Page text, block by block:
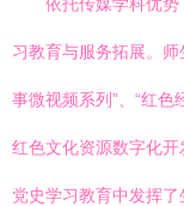
习教育与服务拓展。
事微视频系列”、“红色
红色文化资源数字化
党史学习教育中发挥